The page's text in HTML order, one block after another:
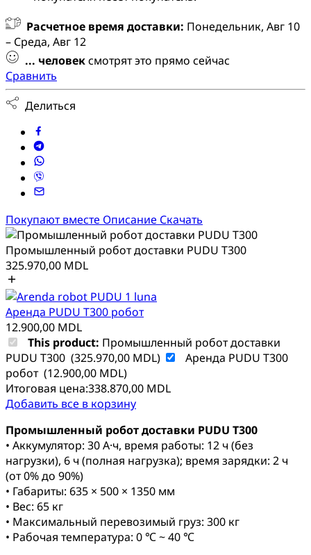
Расчетное время доставки: Понедельник, Авг 10
– Среда, Авг 12
... человексмотрят это прямо сейчас
Сравнить
Делиться
Покупают вместе Описание Скачать
Промышленный робот доставки PUDU T300
325.970,00 MDL
Аренда PUDU T300 робот
12.900,00 MDL
This product: Промышленный робот доставки
PUDU T300 (325.970,00 MDL)
Аренда PUDU T300
робот(12.900,00 MDL)
Итоговая цена:338.870,00 MDL
Добавить все в корзину
Промышленный робот доставки PUDU T300
• Аккумулятор: 30 А·ч, время работы: 12 ч (без
нагрузки), 6 ч (полная нагрузка); время зарядки: 2 ч
(от 0% до 90%)
• Габариты: 635 × 500 × 1350 мм
• Вес: 65 кг
• Максимальный перевозимый груз: 300 кг
• Рабочая температура: 0 ℃ ~ 40 ℃